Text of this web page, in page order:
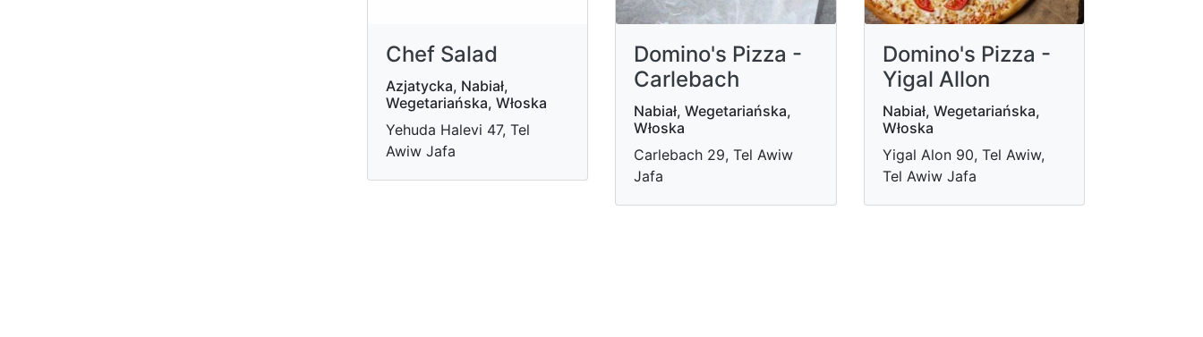
Chef Salad
Azjatycka, Nabiał,
Wegetariańska, Włoska
Yehuda Halevi 47, Tel
Awiw Jafa
Domino's Pizza -
Carlebach
Nabiał, Wegetariańska,
Włoska
Carlebach 29, Tel Awiw
Jafa
Domino's Pizza -
Yigal Allon
Nabiał, Wegetariańska,
Włoska
Yigal Alon 90, Tel Awiw,
Tel Awiw Jafa